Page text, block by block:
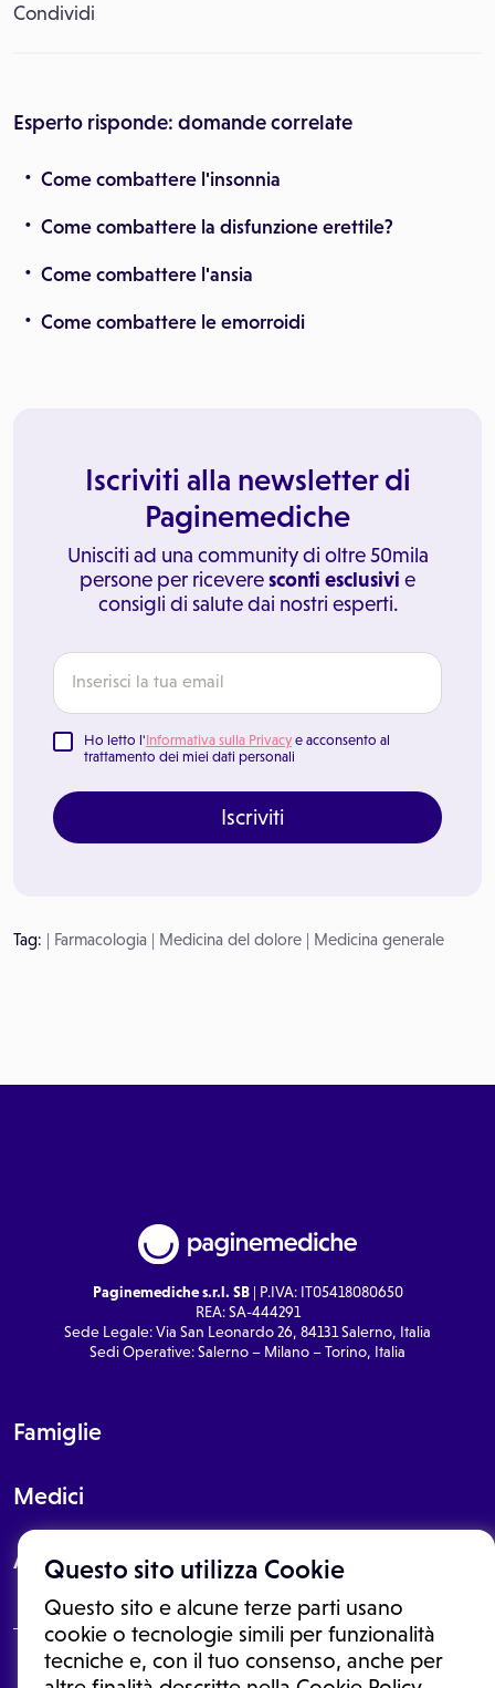
Questo sito utilizza Cookie
Questo sito e alcune terze parti usano
cookie o tecnologie simili per funzionalità
tecniche e, con il tuo consenso, anche per
Condividi
Esperto risponde: domande correlate
Come combattere l'insonnia
Come combattere la disfunzione erettile?
Come combattere l'ansia
Come combattere le emorroidi
Iscriviti alla newsletter di
Paginemediche
Unisciti ad una community di oltre 50mila
persone per riceveresconti esclusivi e
consigli di salute dai nostri esperti.
Ho letto l'Informativa sulla Privacy e acconsento al
trattamento dei miei dati personali
Iscriviti
Tag: | Farmacologia | Medicina del dolore | Medicina generale
Paginemediche s.r.l. SB| P.IVA: IT05418080650
REA: SA-444291
Sede Legale: Via San Leonardo 26, 84131 Salerno, Italia
Sedi Operative: Salerno – Milano – Torino, Italia
Famiglie
Medici
About
Le informazioni proposte in questo sito non sono un consulto medico.